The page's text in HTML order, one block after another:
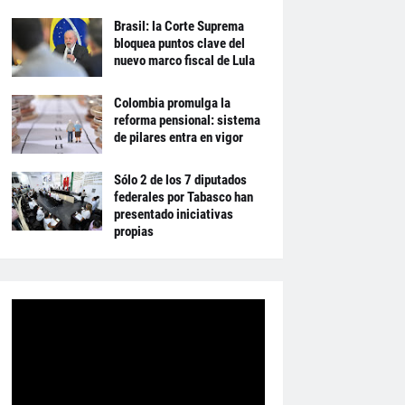
Brasil: la Corte Suprema
bloquea puntos clave del
nuevo marco fiscal de Lula
Colombia promulga la
reforma pensional: sistema
de pilares entra en vigor
Sólo 2 de los 7 diputados
federales por Tabasco han
presentado iniciativas
propias